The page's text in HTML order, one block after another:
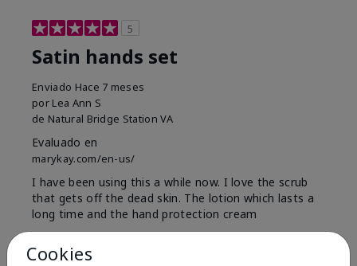
5
Satin hands set
Enviado Hace 7 meses
por Lea Ann S
de Natural Bridge Station VA
Evaluado en
marykay.com/en-us/
I have been using this a while now. I love the scrub
that gets off the dead skin. The lotion which lasts a
long time and the hand protection cream
Cookies